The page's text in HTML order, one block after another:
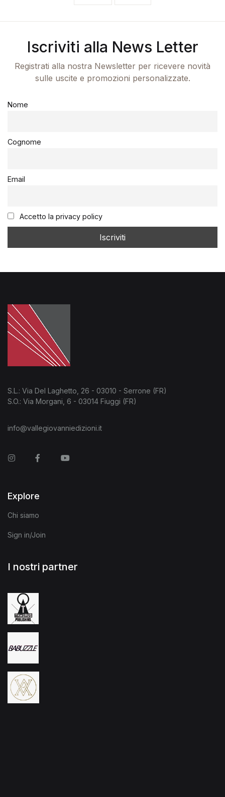
Iscriviti alla News Letter
Registrati alla nostra Newsletter per ricevere novità
sulle uscite e promozioni personalizzate.
Nome
Cognome
Email
Accetto la privacy policy
S.L.: Via Del Laghetto, 26 - 03010 - Serrone (FR)
S.O.: Via Morgani, 6 - 03014 Fiuggi (FR)
info@vallegiovanniedizioni.it
InstagramFacebookYou Tube
Explore
Chi siamo
Sign in/Join
I nostri partner